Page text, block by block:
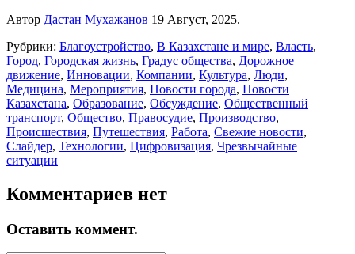
Автор Дастан Мухажанов 19 Август, 2025.
Рубрики: Благоустройство, В Казахстане и мире, Власть,
Город, Городская жизнь, Градус общества, Дорожное
движение, Инновации, Компании, Культура, Люди,
Медицина, Мероприятия, Новости города, Новости
Казахстана, Образование, Обсуждение, Общественный
транспорт, Общество, Правосудие, Производство,
Происшествия, Путешествия, Работа, Свежие новости,
Слайдер, Технологии, Цифровизация, Чрезвычайные
ситуации
Комментариев нет
Оставить коммент.